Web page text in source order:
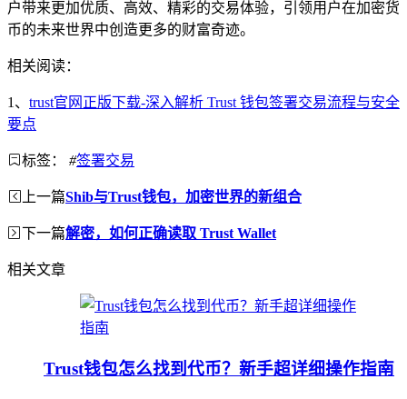
户带来更加优质、高效、精彩的交易体验，引领用户在加密货
币的未来世界中创造更多的财富奇迹。
相关阅读：
1、 trust官网正版下载-深入解析 Trust 钱包签署交易流程与安全
要点
标签： #签署交易
上一篇Shib与Trust钱包，加密世界的新组合
下一篇解密，如何正确读取 Trust Wallet
相关文章
Trust钱包怎么找到代币？新手超详细操作指南